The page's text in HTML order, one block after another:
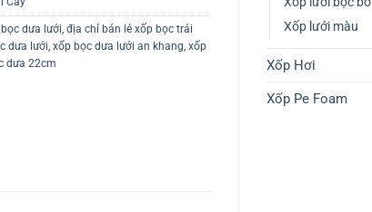
Xốp lưới màu
Xốp Hơi
Xốp Pe Foam
dưa lưới, địa chỉ bán lẻ xốp bọc trái
dưa lưới, xốp bọc dưa lưới an khang, xốp
dưa 22cm